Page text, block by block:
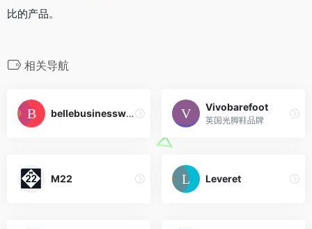
比的产品。
相关导航
bellebusinesswear
Vivobarefoot
英国光脚鞋品牌
M22 Leveret